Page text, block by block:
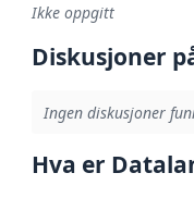
Ikke oppgitt
Diskusjoner
Ingen diskusjoner
Hva er